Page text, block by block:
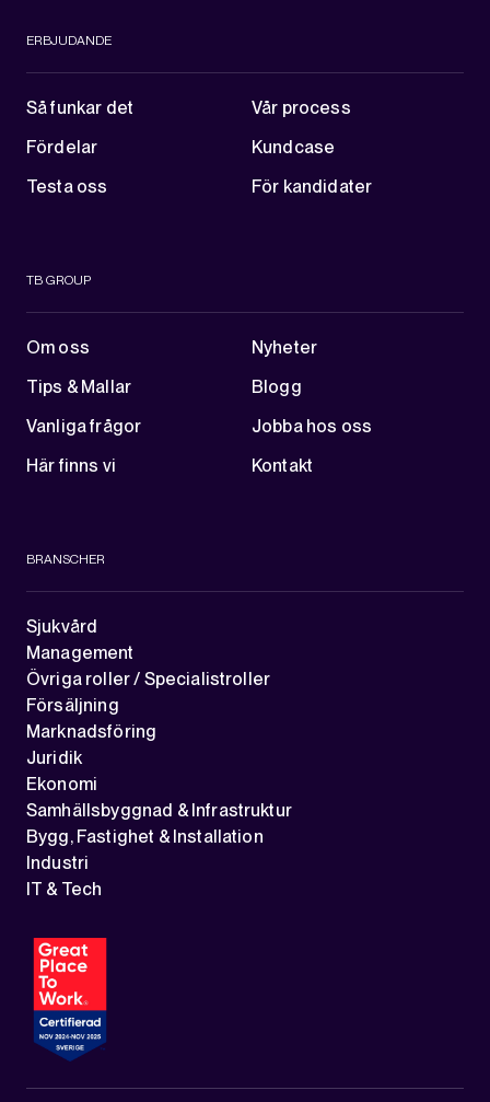
ERBJUDANDE
Så funkar det
Vår process
Fördelar
Kundcase
Testa oss
För kandidater
TB GROUP
Om oss
Nyheter
Tips & Mallar
Blogg
Vanliga frågor
Jobba hos oss
Här finns vi
Kontakt
BRANSCHER
Sjukvård
Management
Övriga roller / Specialistroller
Försäljning
Marknadsföring
Juridik
Ekonomi
Samhällsbyggnad & Infrastruktur
Bygg, Fastighet & Installation
Industri
IT & Tech